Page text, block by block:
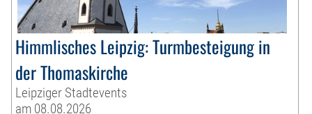
Himmlisches Leipzig: Turmbesteigung in
der Thomaskirche
Leipziger Stadtevents
am 08.08.2026